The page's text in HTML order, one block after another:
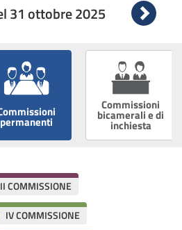
31 ottobre 2025
Vai
alla
permanenti
Commissioni
bicamerali e di
inchiesta
II COMMISSIONE
IV COMMISSIONE